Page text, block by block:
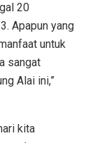
20
Apapun yang
untuk
sangat
Alai ini,”
kita